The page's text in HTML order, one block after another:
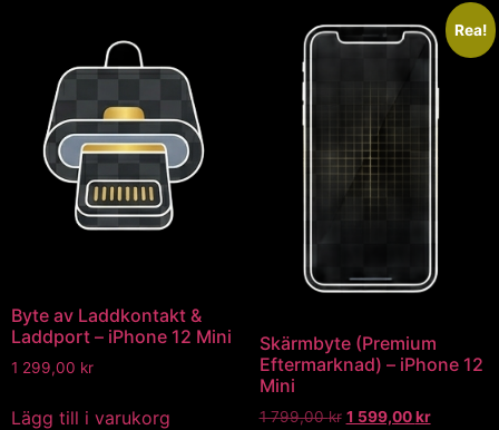
Byte av Laddkontakt &
Laddport – iPhone 12 Mini
1 299,00 kr
Lägg till i varukorg
Rea!
Skärmbyte (Premium
Eftermarknad) – iPhone 12
Mini
1 799,00kr 1 599,00kr